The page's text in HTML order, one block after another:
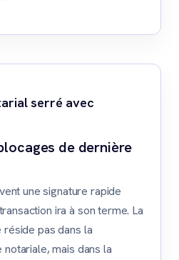
serré avec
de dernière
une signature rapide
ira à son terme. La
pas dans la
mais dans la